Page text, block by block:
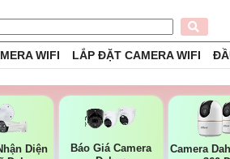
WIFI LẮP ĐẶT CAMERA WIFI
Diện
Báo Giá Camera
Camera